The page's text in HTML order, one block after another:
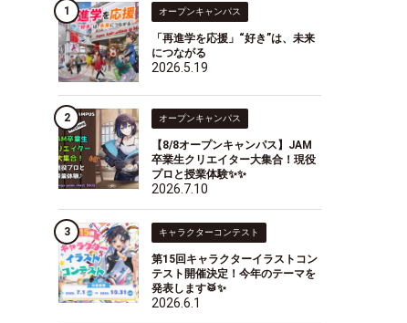
オープンキャンパス
「再進学を応援」“好き”は、未来
につながる
2026.5.19
オープンキャンパス
【8/8オープンキャンパス】JAM
卒業生クリエイター大集合！現役
プロと授業体験✨✨
2026.7.10
キャラクターコンテスト
第15回キャラクターイラストコン
テスト開催決定！今年のテーマを
発表します🥁✨
2026.6.1